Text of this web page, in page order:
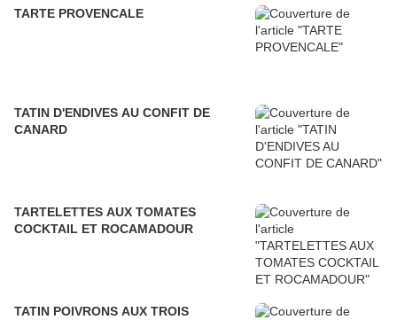
TARTE PROVENCALE
TATIN D'ENDIVES AU CONFIT DE
CANARD
TARTELETTES AUX TOMATES
COCKTAIL ET ROCAMADOUR
TATIN POIVRONS AUX TROIS